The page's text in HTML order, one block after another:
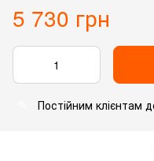
5 730 грн
Постійним клієнтам